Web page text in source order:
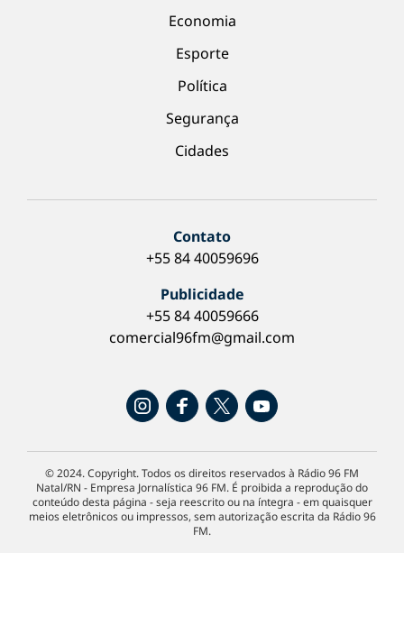
Economia
Esporte
Política
Segurança
Cidades
Contato
+55 84 40059696
Publicidade
+55 84 40059666
comercial96fm@gmail.com
© 2024. Copyright. Todos os direitos reservados à Rádio 96 FM
Natal/RN - Empresa Jornalística 96 FM. É proibida a reprodução do
conteúdo desta página - seja reescrito ou na íntegra - em quaisquer
meios eletrônicos ou impressos, sem autorização escrita da Rádio 96
FM.